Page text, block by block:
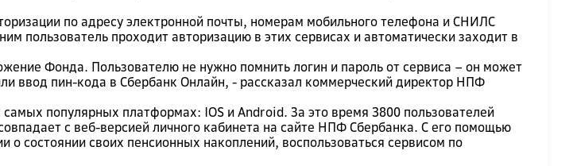
по адресу электронной почты, номерам мобильного телефона и СНИЛС
пользователь проходит авторизацию в этих сервисах и автоматически заходит в
Фонда. Пользователю не нужно помнить логин и пароль от сервиса – он может
ввод пин-кода в Сбербанк Онлайн, - рассказал коммерческий директор НПФ
популярных платформах: IOS и Android. За это время 3800 пользователей
с веб-версией личного кабинета на сайте НПФ Сбербанка. С его помощью
состоянии своих пенсионных накоплений, воспользоваться сервисом по